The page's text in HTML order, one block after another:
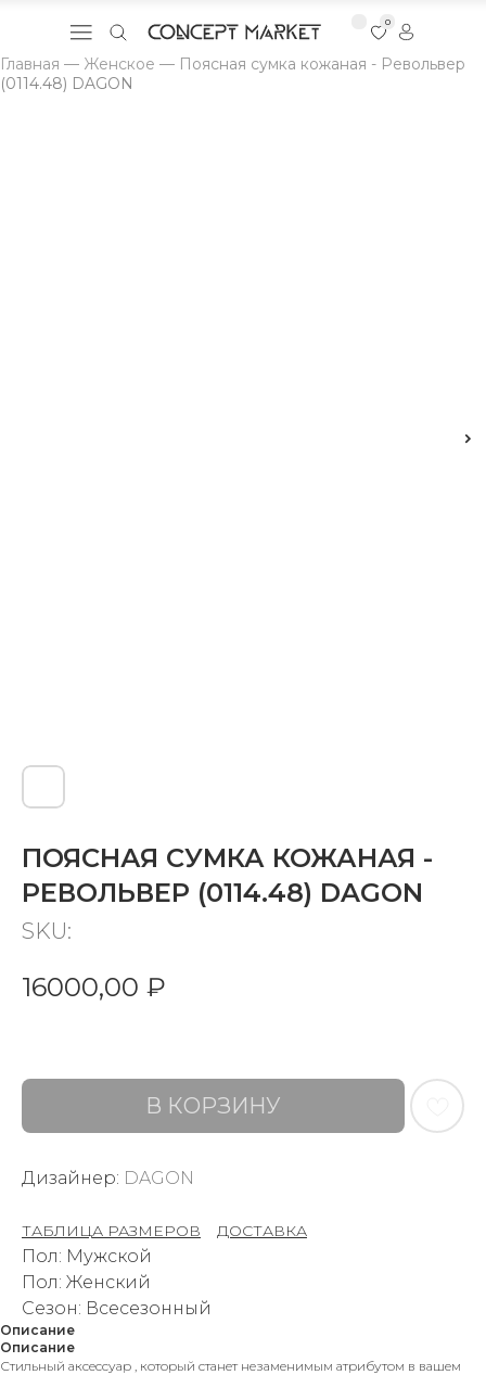
0
Главная — Женское — Поясная сумка кожаная - Револьвер
(0114.48) DAGON
ПОЯСНАЯ СУМКА КОЖАНАЯ -
РЕВОЛЬВЕР (0114.48) DAGON
SKU:
16000,00 ₽
В КОРЗИНУ
Дизайнер: DAGON
ТАБЛИЦА РАЗМЕРОВ ДОСТАВКА
Пол: Мужской
Пол: Женский
Сезон: Всесезонный
Описание
Описание
Стильный аксессуар , который станет незаменимым атрибутом в вашем